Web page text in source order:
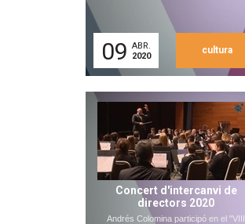
09 ABR.
2020
cultura
Concert d'intercanvi de
directors 2020
Andrés Colomina participó en el "VIII